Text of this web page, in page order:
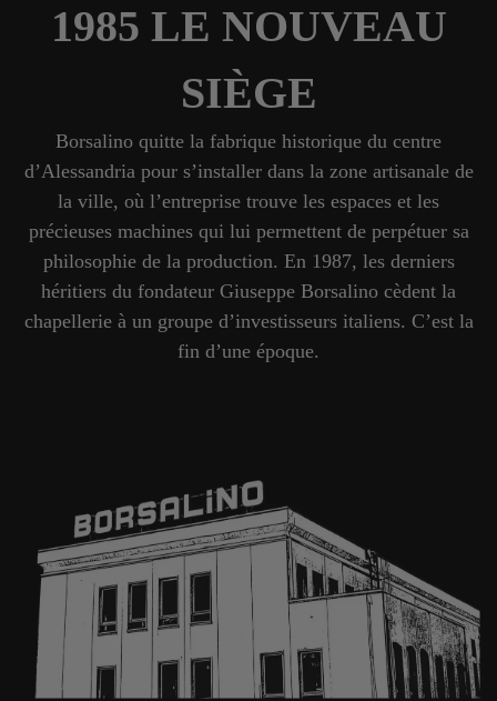
1985 LE NOUVEAU
SIÈGE
Borsalino quitte la fabrique historique du centre
d’Alessandria pour s’installer dans la zone artisanale de
la ville, où l’entreprise trouve les espaces et les
précieuses machines qui lui permettent de perpétuer sa
philosophie de la production. En 1987, les derniers
héritiers du fondateur Giuseppe Borsalino cèdent la
chapellerie à un groupe d’investisseurs italiens. C’est la
fin d’une époque.